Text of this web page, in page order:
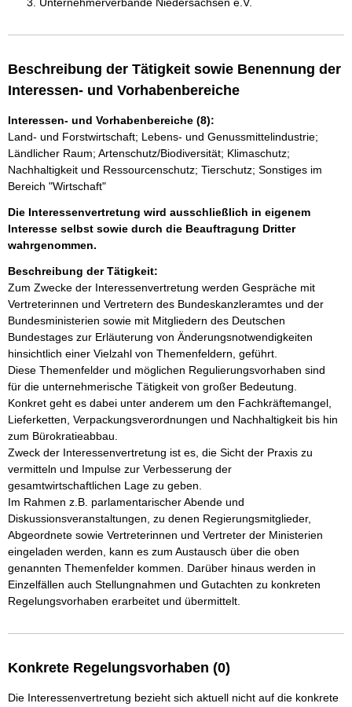
Beschreibung der Tätigkeit sowie Benennung der
Interessen- und Vorhabenbereiche
Interessen- und Vorhabenbereiche (8):
Land- und Forstwirtschaft; Lebens- und Genussmittelindustrie;
Ländlicher Raum; Artenschutz/Biodiversität; Klimaschutz;
Nachhaltigkeit und Ressourcenschutz; Tierschutz; Sonstiges im
Bereich "Wirtschaft"
Die Interessenvertretung wird ausschließlich in eigenem
Interesse selbst sowie durch die Beauftragung Dritter
wahrgenommen.
Beschreibung der Tätigkeit:
Zum Zwecke der Interessenvertretung werden Gespräche mit
Vertreterinnen und Vertretern des Bundeskanzleramtes und der
Bundesministerien sowie mit Mitgliedern des Deutschen
Bundestages zur Erläuterung von Änderungsnotwendigkeiten
hinsichtlich einer Vielzahl von Themenfeldern, geführt.
Diese Themenfelder und möglichen Regulierungsvorhaben sind
für die unternehmerische Tätigkeit von großer Bedeutung.
Konkret geht es dabei unter anderem um den Fachkräftemangel,
Lieferketten, Verpackungsverordnungen und Nachhaltigkeit bis hin
zum Bürokratieabbau.
Zweck der Interessenvertretung ist es, die Sicht der Praxis zu
vermitteln und Impulse zur Verbesserung der
gesamtwirtschaftlichen Lage zu geben.
Im Rahmen z.B. parlamentarischer Abende und
Diskussionsveranstaltungen, zu denen Regierungsmitglieder,
Abgeordnete sowie Vertreterinnen und Vertreter der Ministerien
eingeladen werden, kann es zum Austausch über die oben
genannten Themenfelder kommen. Darüber hinaus werden in
Einzelfällen auch Stellungnahmen und Gutachten zu konkreten
Konkrete Regelungsvorhaben (0)
Die Interessenvertretung bezieht sich aktuell nicht auf die konkrete